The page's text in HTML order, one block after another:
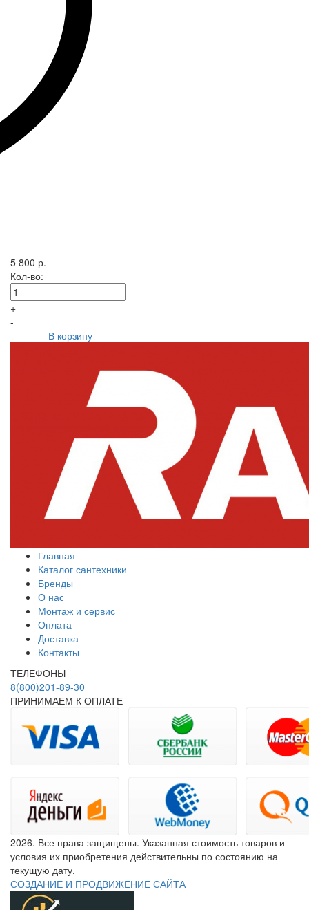
5 800 р.
Кол-во:
+
-
В корзину
Главная
Каталог сантехники
Бренды
О нас
Монтаж и сервис
Оплата
Доставка
Контакты
ТЕЛЕФОНЫ
8(800)201-89-30
ПРИНИМАЕМ К ОПЛАТЕ
2026. Все права защищены. Указанная стоимость товаров и
условия их приобретения действительны по состоянию на
текущую дату.
СОЗДАНИЕ И ПРОДВИЖЕНИЕ САЙТА